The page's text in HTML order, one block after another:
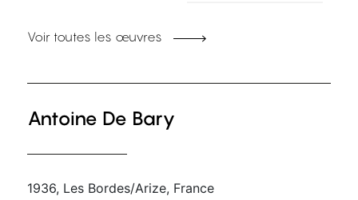
Voir toutes les œuvres
Antoine De Bary
1936, Les Bordes/Arize, France